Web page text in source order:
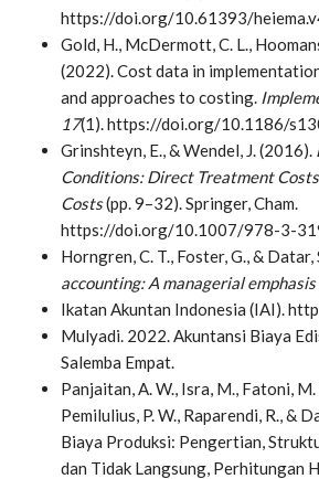
https://doi.org/10.61393/
Gold, H., McDermott, C. L.,
(2022). Cost data in
and approaches to costing.
17(1). https://doi.org/10.1186/
Grinshteyn, E., & Wendel, J. (2016).
Conditions: Direct Treatment
Costs(pp. 9–32). Springer, Cham.
https://doi.org/10.1007/978-3-
Horngren, C. T., Foster, G., & Datar,
accounting: A managerial emphasis
Ikatan Akuntan Indonesia (IAI).
Mulyadi. 2022. Akuntansi Biaya
Salemba Empat.
Panjaitan, A. W., Isra, M., Fatoni, M.
Pemilulius, P. W., Raparendi, R., &
Biaya Produksi: Pengertian,
dan Tidak Langsung, Perhitungan